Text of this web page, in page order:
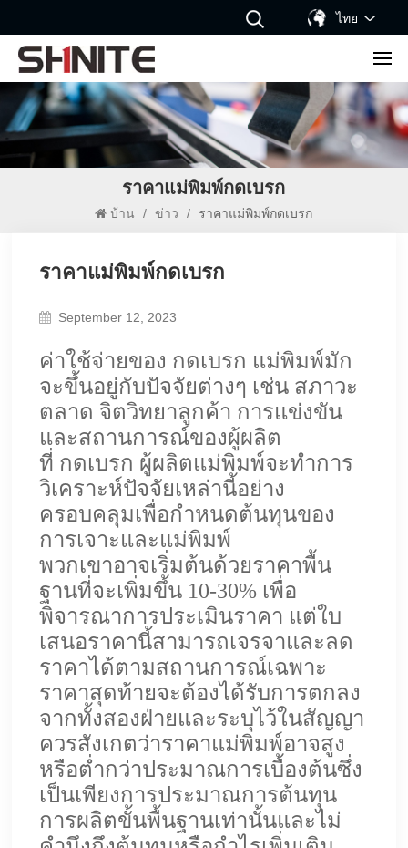
ไทย
ราคาแม่พิมพ์กดเบรก
บ้าน / ข่าว / ราคาแม่พิมพ์กดเบรก
ราคาแม่พิมพ์กดเบรก
September 12, 2023
ค่าใช้จ่ายของ กดเบรก แม่พิมพ์มัก
จะขึ้นอยู่กับปัจจัยต่างๆ เช่น สภาวะ
ตลาด จิตวิทยาลูกค้า การแข่งขัน
และสถานการณ์ของผู้ผลิต
ที่ กดเบรก ผู้ผลิตแม่พิมพ์จะทำการ
วิเคราะห์ปัจจัยเหล่านี้อย่าง
ครอบคลุมเพื่อกำหนดต้นทุนของ
การเจาะและแม่พิมพ์
พวกเขาอาจเริ่มต้นด้วยราคาพื้น
ฐานที่จะเพิ่มขึ้น 10-30% เพื่อ
พิจารณาการประเมินราคา แต่ใบ
เสนอราคานี้สามารถเจรจาและลด
ราคาได้ตามสถานการณ์เฉพาะ
ราคาสุดท้ายจะต้องได้รับการตกลง
จากทั้งสองฝ่ายและระบุไว้ในสัญญา
ควรสังเกตว่าราคาแม่พิมพ์อาจสูง
หรือต่ำกว่าประมาณการเบื้องต้นซึ่ง
เป็นเพียงการประมาณการต้นทุน
การผลิตขั้นพื้นฐานเท่านั้นและไม่